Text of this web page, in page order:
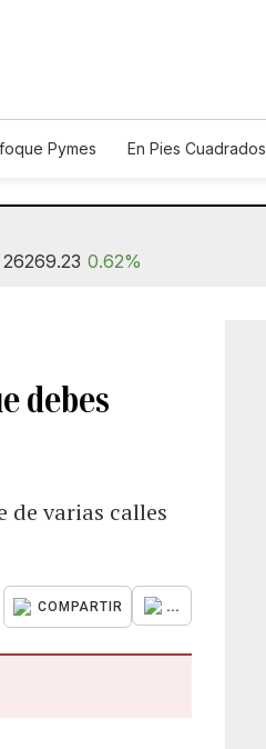
Pymes En Pies Cuadrados
26269.23 0.62%
debes
de varias calles
COMPARTIR ...